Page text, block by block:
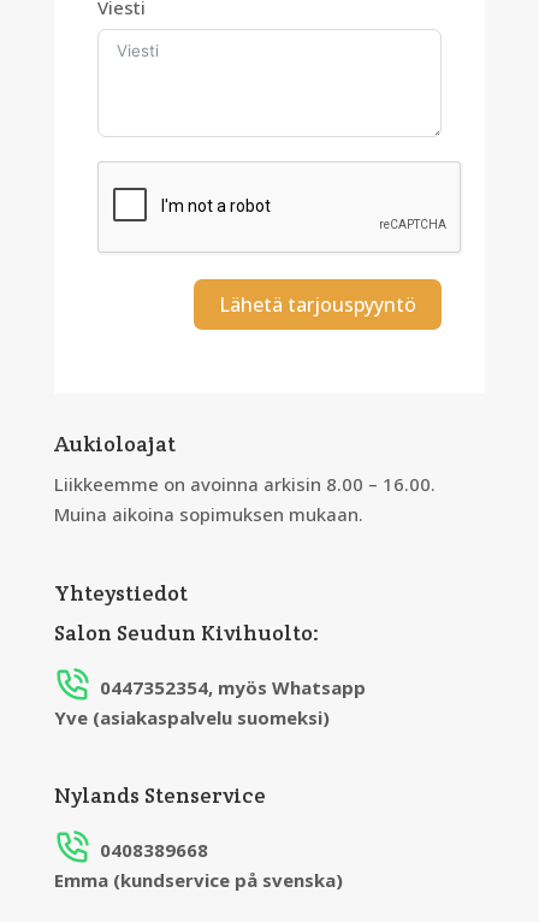
Viesti
Lähetä tarjouspyyntö
Aukioloajat
Liikkeemme on avoinna arkisin 8.00 – 16.00.
Muina aikoina sopimuksen mukaan.
Yhteystiedot
Salon Seudun Kivihuolto:
0447352354, myös Whatsapp
Yve (asiakaspalvelu suomeksi)
Nylands Stenservice
0408389668
Emma (kundservice på svenska)